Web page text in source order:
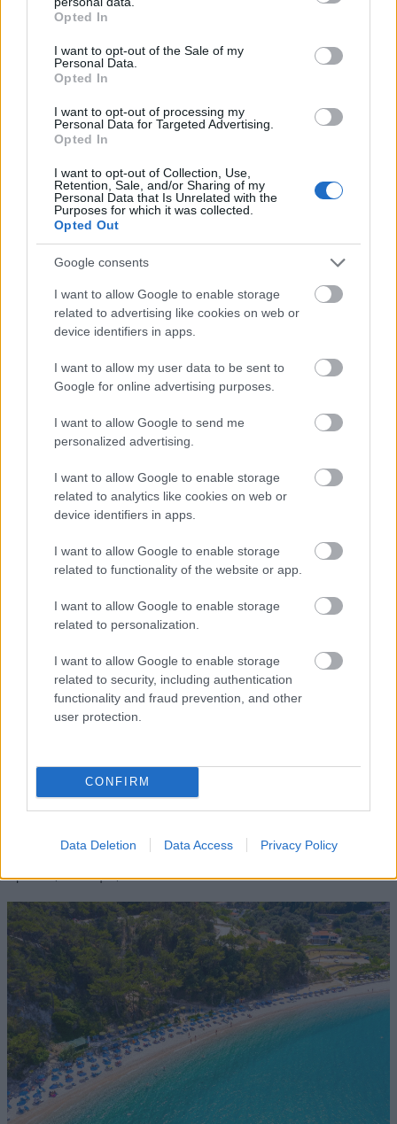
grant or deny consent to Google and its third-party tags to
use your data for below specified purposes in below Google
consent section.
Opted In
I want to opt-out of the Sale of my
Personal Data.
Opted In
I want to opt-out of processing my
Personal Data for Targeted Advertising.
Opted In
I want to opt-out of Collection, Use,
Retention, Sale, and/or Sharing of my
Personal Data that Is Unrelated with the
Purposes for which it was collected.
Opted Out
Google consents
I want to allow Google to enable storage
related to advertising like cookies on web or
device identifiers in apps.
I want to allow my user data to be sent to
Google for online advertising purposes.
I want to allow Google to send me
personalized advertising.
I want to allow Google to enable storage
related to analytics like cookies on web or
device identifiers in apps.
I want to allow Google to enable storage
related to functionality of the website or app.
I want to allow Google to enable storage
related to personalization.
I want to allow Google to enable storage
related to security, including authentication
functionality and fraud prevention, and other
user protection.
CONFIRM
Data Deletion Data Access Privacy Policy
του πέτρινου όγκου χωρίς καμία απόκλιση! Μάλιστα, για
Ευπαλίνος είχε αναλάβει μια υπόσχεση που τήρησε:
μόλις το έργο ολοκληρώθηκε, τους χάρισε την ελευθερία
τους. Το έργο μιας αυθεντικής, μηχανολογικής
μεγαλοφυΐας...
Ένας τόπος με πολλά πρόσωπα
Παραλία Λεμονάκια (πηγή: Shutterstock)
στα σπουδαία μνημεία και τις ιστορικές διηγήσεις. Ούτε
στα βουνά και τις πεζοπορικές διαδρομές. Η Σάμος
πάνω από όλα είναι ένα σύγχρονο νησί. Ένα νησί με
πεντακάθαρες, οργανωμένες
Βοτσαλάκια του
Μαραθόκαμπου, ηΧρυσή Άμμος(που δικαιώνει με το
παραπάνω το όνομά της) και ηΨιλή Άμμοςόπου τα
πρωινά οι Σαμιώτες λένε ότι μπορείς να ακούσεις τα
στην παραλίαΛιβαδάκι
Πυθαγόρειου διοργανώνονται κάθε χρόνο τουρνουά
Τσάμπου, η Κέρβεληκαι τα Σεϊτάνιαείναι οι
πρώτες επιλογές.